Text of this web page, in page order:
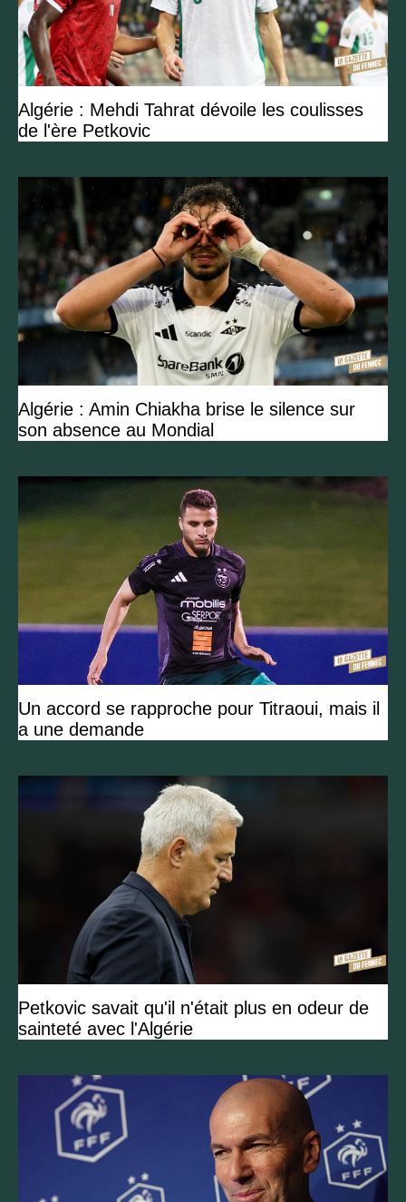
Algérie : Mehdi Tahrat dévoile les coulisses
de l'ère Petkovic
Algérie : Amin Chiakha brise le silence sur
son absence au Mondial
Un accord se rapproche pour Titraoui, mais il
a une demande
Petkovic savait qu'il n'était plus en odeur de
sainteté avec l'Algérie